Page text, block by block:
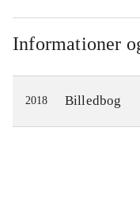
finder en stige
op til Giraf.
noget smart. I
stor" drømmer
vokse og blive
Nabo Bjørn,
Informationer
2018 Billedbog